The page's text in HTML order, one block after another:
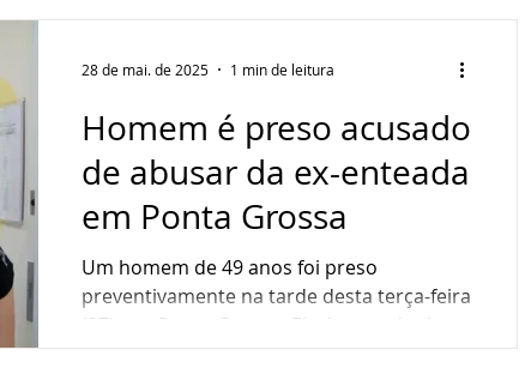
Homem é preso acusado
de abusar da ex-enteada
em Ponta Grossa
Um homem de 49 anos foi preso
preventivamente na tarde desta terça-feira
(27), em Ponta Grossa. Ele é acusado de
abusar sexualmente da...
28 de mai. de 2025 1 min de leitura